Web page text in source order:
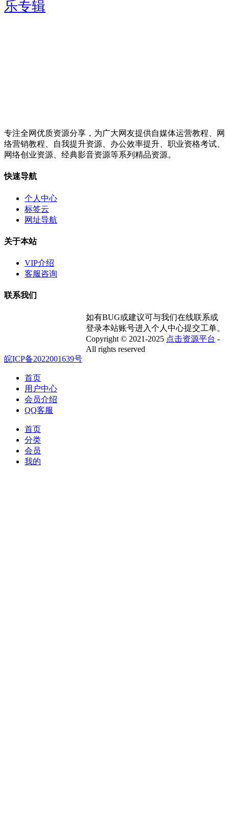
乐专辑
专注全网优质资源分享，为广大网友提供自媒体运营教程、网
络营销教程、自我提升资源、办公效率提升、职业资格考试、
网络创业资源、经典影音资源等系列精品资源。
快速导航
个人中心
标签云
网址导航
关于本站
VIP介绍
客服咨询
联系我们
如有BUG或建议可与我们在线联系或
登录本站账号进入个人中心提交工单。
Copyright © 2021-2025 点击资源平台 -
All rights reserved
皖ICP备2022001639号
首页
用户中心
会员介绍
QQ客服
首页
分类
会员
我的